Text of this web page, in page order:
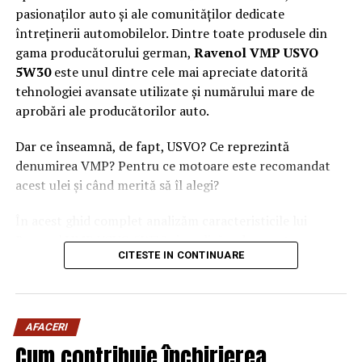
pasionaților auto și ale comunităților dedicate
întreținerii automobilelor. Dintre toate produsele din
gama producătorului german, Ravenol VMP USVO
5W30este unul dintre cele mai apreciate datorită
tehnologiei avansate utilizate și numărului mare de
aprobări ale producătorilor auto.
Dar ce înseamnă, de fapt, USVO? Ce reprezintă
denumirea VMP? Pentru ce motoare este recomandat
acest ulei și când merită să îl alegi?
Ravenol VMP USVO 5W30 și explicăm de ce este
considerat unul dintre cele mai performante uleiuri de
Ravenol este un producător german de lubrifianți
CITESTE IN CONTINUARE
AFACERI